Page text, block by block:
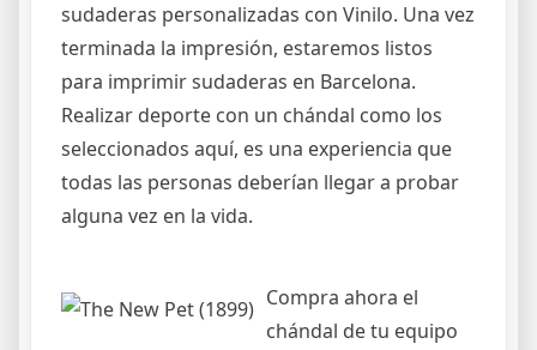
sudaderas personalizadas con Vinilo. Una vez
terminada la impresión, estaremos listos
para imprimir sudaderas en Barcelona.
Realizar deporte con un chándal como los
seleccionados aquí, es una experiencia que
todas las personas deberían llegar a probar
alguna vez en la vida.
Compra ahora el
chándal de tu equipo